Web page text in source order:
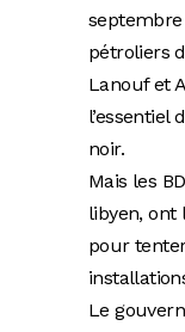
pétroliers
Lanouf et
l’essentiel
noir.
Mais les
libyen, ont
pour
Le